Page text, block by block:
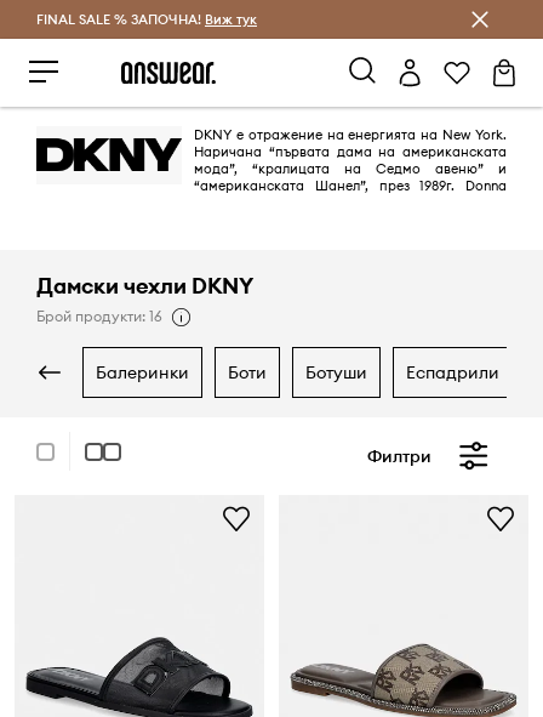
Спестявай с Answear Club
FINAL SALE % ЗАПОЧНА! Виж тук
DKNY е отражение на енергията на New York.
Наричана “първата дама на американската
мода”, “кралицата на Седмо авеню” и
“американската Шанел”, през 1989г. Donna
Дамски чехли DKNY
Брой продукти: 16
балеринки боти ботуши еспадрили
Филтри